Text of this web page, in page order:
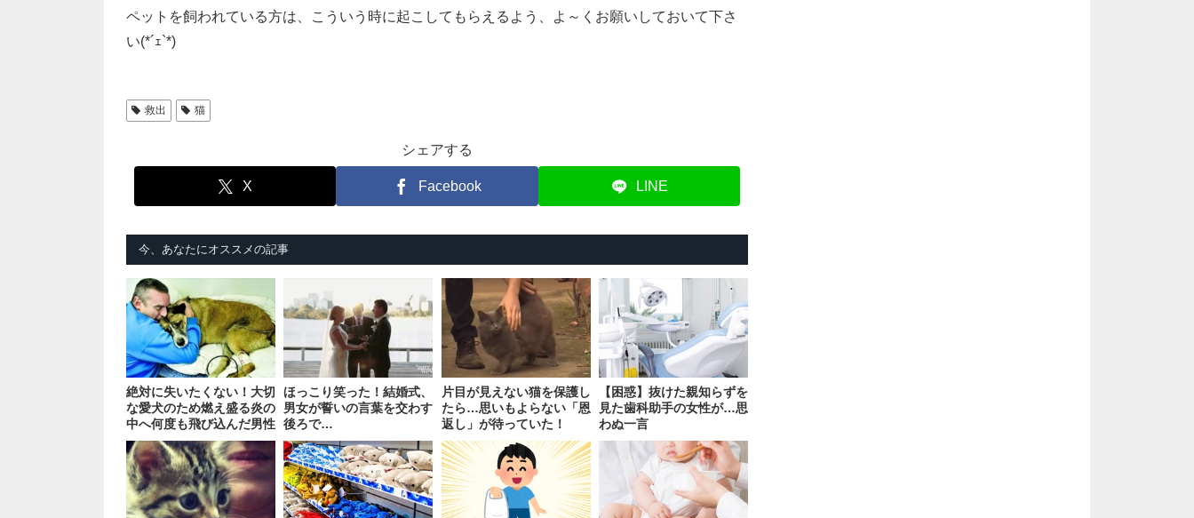
ペットを飼われている方は、こういう時に起こしてもらえるよう、よ～くお願いしておいて下さ
い(*´ｪ`*)
救出 猫
シェアする
X Facebook LINE
今、あなたにオススメの記事
絶対に失いたくない！大切
な愛犬のため燃え盛る炎の
中へ何度も飛び込んだ男性
ほっこり笑った！結婚式、
男女が誓いの言葉を交わす
後ろで…
片目が見えない猫を保護し
たら…思いもよらない「恩
返し」が待っていた！
【困惑】抜けた親知らずを
見た歯科助手の女性が…思
わぬ一言